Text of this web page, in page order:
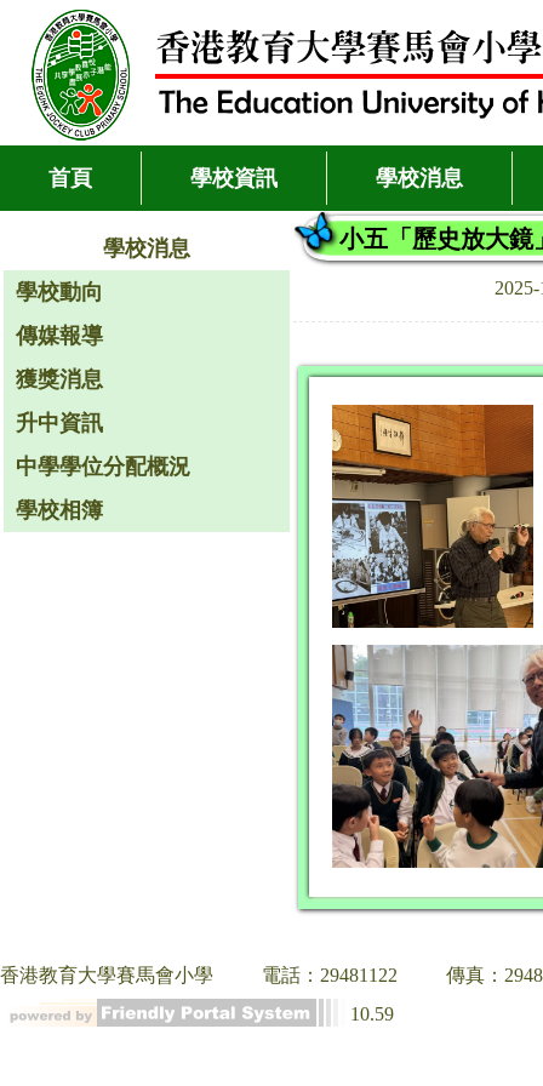
首頁 學校資訊 學校消息
學校消息
學校動向
傳媒報導
獲獎消息
升中資訊
中學學位分配概況
學校相簿
小五「歷史放大鏡
香港教育大學賽馬會小學 電話：29481122
傳真：
10.59